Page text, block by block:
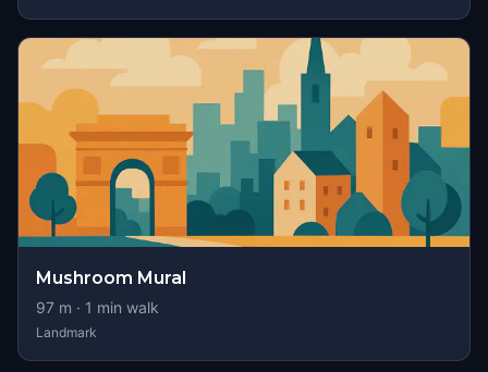
Mushroom Mural
97 m · 1 min walk
Landmark